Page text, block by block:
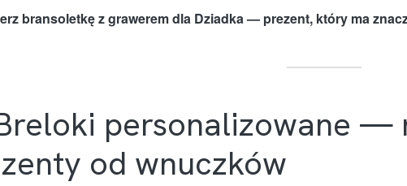
bransoletkę z grawerem dla Dziadka — prezent, który ma
personalizowane —
od wnuczków